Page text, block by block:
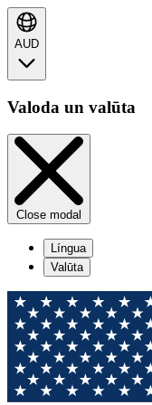
AUD
Valoda un valūta
Close modal
Língua
Valūta